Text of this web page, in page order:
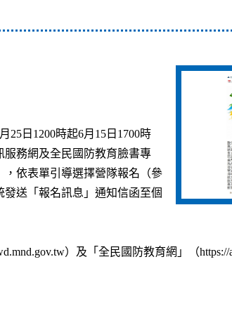
25日1200時起6月15日1700時
服務網及全民國防教育臉書專
依表單引導選擇營隊報名（參
送「報名訊息」通知信函至個
）及「全民國防教育網」（https://